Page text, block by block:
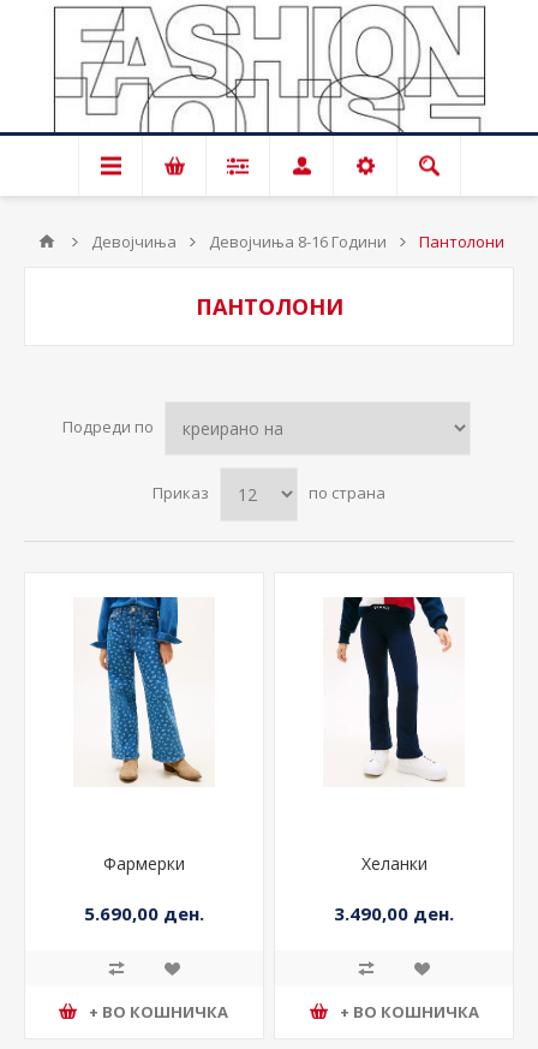
Девојчиња Девојчиња 8-16 Години Пантолони
ПАНТОЛОНИ
Подреди по
Приказ по страна
Фармерки
5.690,00 ден.
+ ВО КОШНИЧКА
Хеланки
3.490,00 ден.
+ ВО КОШНИЧКА